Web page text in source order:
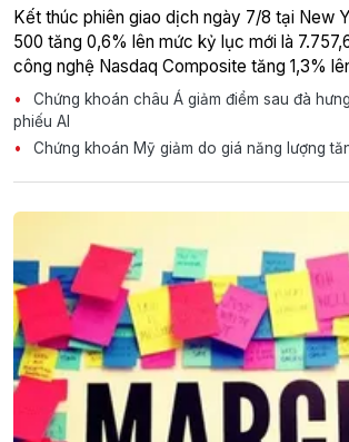
Kết thúc phiên giao dịch ngày 7/8 tại New
500 tăng 0,6% lên mức kỷ lục mới là
công nghệ Nasdaq Composite tăng 1,3%
Chứng khoán châu Á giảm điểm sau đà
phiếu AI
Chứng khoán Mỹ giảm do giá năng lượng